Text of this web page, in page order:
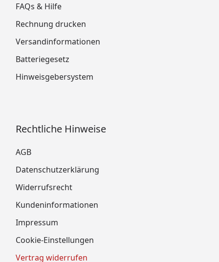
FAQs & Hilfe
Rechnung drucken
Versandinformationen
Batteriegesetz
Hinweisgebersystem
Rechtliche Hinweise
AGB
Datenschutzerklärung
Widerrufsrecht
Kundeninformationen
Impressum
Cookie-Einstellungen
Vertrag widerrufen